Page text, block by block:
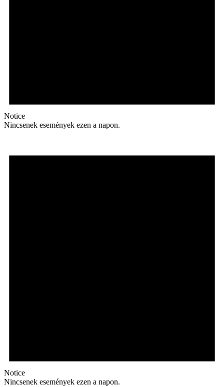
Notice
Nincsenek események ezen a napon.
Notice
Nincsenek események ezen a napon.